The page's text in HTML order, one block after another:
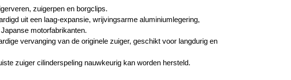
zuigerpen en borgclips.
uit een laag-expansie, wrijvingsarme aluminiumlegering,
motorfabrikanten.
vervanging van de originele zuiger, geschikt voor langdurig en
zuiger cilinderspeling nauwkeurig kan worden hersteld.